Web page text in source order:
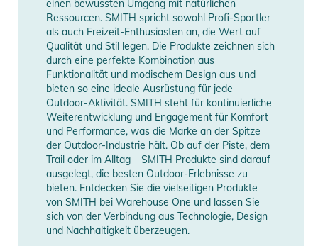
- Einhändig verstellbare Lüftungsschlitze
- 16 Lüftungsschlitze
- Abnehmbare Snapfit SL2 Ohrenschützer sorgen für
zusätzliche Wärme und sind mit Helmlautsprechern
kompatibel
- Mit Aleck® Audiosystemen kompatibel
INCLUSIVE:
- Smith Helmtasche
Produktinformationen und
Sicherheitshinweise
Gebrauchsanweisungen, Sicherheitshinweise und Warnungen
finden Sie direkt am Produkt.
einen bewussten Umgang mit natürlichen
Ressourcen. SMITH spricht sowohl Profi-Sportler
als auch Freizeit-Enthusiasten an, die Wert auf
Qualität und Stil legen. Die Produkte zeichnen sich
durch eine perfekte Kombination aus
Funktionalität und modischem Design aus und
bieten so eine ideale Ausrüstung für jede
Outdoor-Aktivität. SMITH steht für kontinuierliche
Weiterentwicklung und Engagement für Komfort
und Performance, was die Marke an der Spitze
der Outdoor-Industrie hält. Ob auf der Piste, dem
Trail oder im Alltag – SMITH Produkte sind darauf
ausgelegt, die besten Outdoor-Erlebnisse zu
bieten. Entdecken Sie die vielseitigen Produkte
von SMITH bei Warehouse One und lassen Sie
sich von der Verbindung aus Technologie, Design
und Nachhaltigkeit überzeugen.